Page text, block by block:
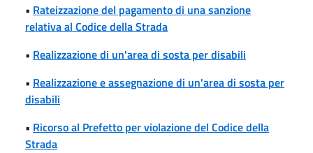
• Rateizzazione del pagamento di una sanzione
relativa al Codice della Strada
• Realizzazione di un'area di sosta per disabili
• Realizzazione e assegnazione di un'area di sosta per
disabili
• Ricorso al Prefetto per violazione del Codice della
Strada